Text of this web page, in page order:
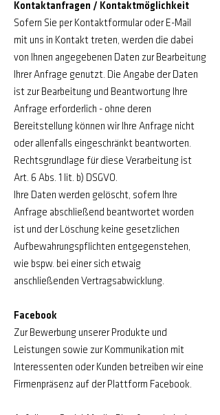
Kontaktanfragen / Kontaktmöglichkeit
Sofern Sie per Kontaktformular oder E-Mail
mit uns in Kontakt treten, werden die dabei
von Ihnen angegebenen Daten zur Bearbeitung
Ihrer Anfrage genutzt. Die Angabe der Daten
ist zur Bearbeitung und Beantwortung Ihre
Anfrage erforderlich - ohne deren
Bereitstellung können wir Ihre Anfrage nicht
oder allenfalls eingeschränkt beantworten.
Rechtsgrundlage für diese Verarbeitung ist
Art. 6 Abs. 1 lit. b) DSGVO.
Ihre Daten werden gelöscht, sofern Ihre
Anfrage abschließend beantwortet worden
ist und der Löschung keine gesetzlichen
Aufbewahrungspflichten entgegenstehen,
wie bspw. bei einer sich etwaig
anschließenden Vertragsabwicklung.
Facebook
Zur Bewerbung unserer Produkte und
Leistungen sowie zur Kommunikation mit
Interessenten oder Kunden betreiben wir eine
Firmenpräsenz auf der Plattform Facebook.